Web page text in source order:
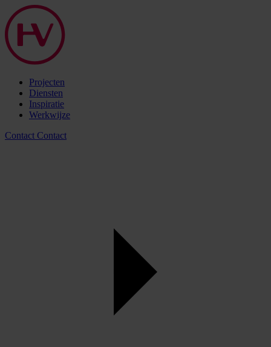
Projecten
Diensten
Inspiratie
Werkwijze
Contact Contact